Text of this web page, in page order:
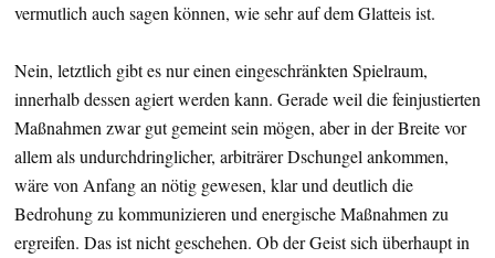
vermutlich auch sagen können, wie sehr auf dem Glatteis ist.
Nein, letztlich gibt es nur einen eingeschränkten Spielraum,
innerhalb dessen agiert werden kann. Gerade weil die feinjustierten
Maßnahmen zwar gut gemeint sein mögen, aber in der Breite vor
allem als undurchdringlicher, arbiträrer Dschungel ankommen,
wäre von Anfang an nötig gewesen, klar und deutlich die
Bedrohung zu kommunizieren und energische Maßnahmen zu
ergreifen. Das ist nicht geschehen. Ob der Geist sich überhaupt in